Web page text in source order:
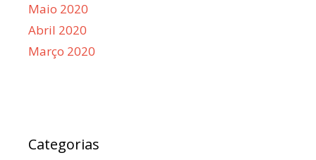
Maio 2020
Abril 2020
Março 2020
Categorias